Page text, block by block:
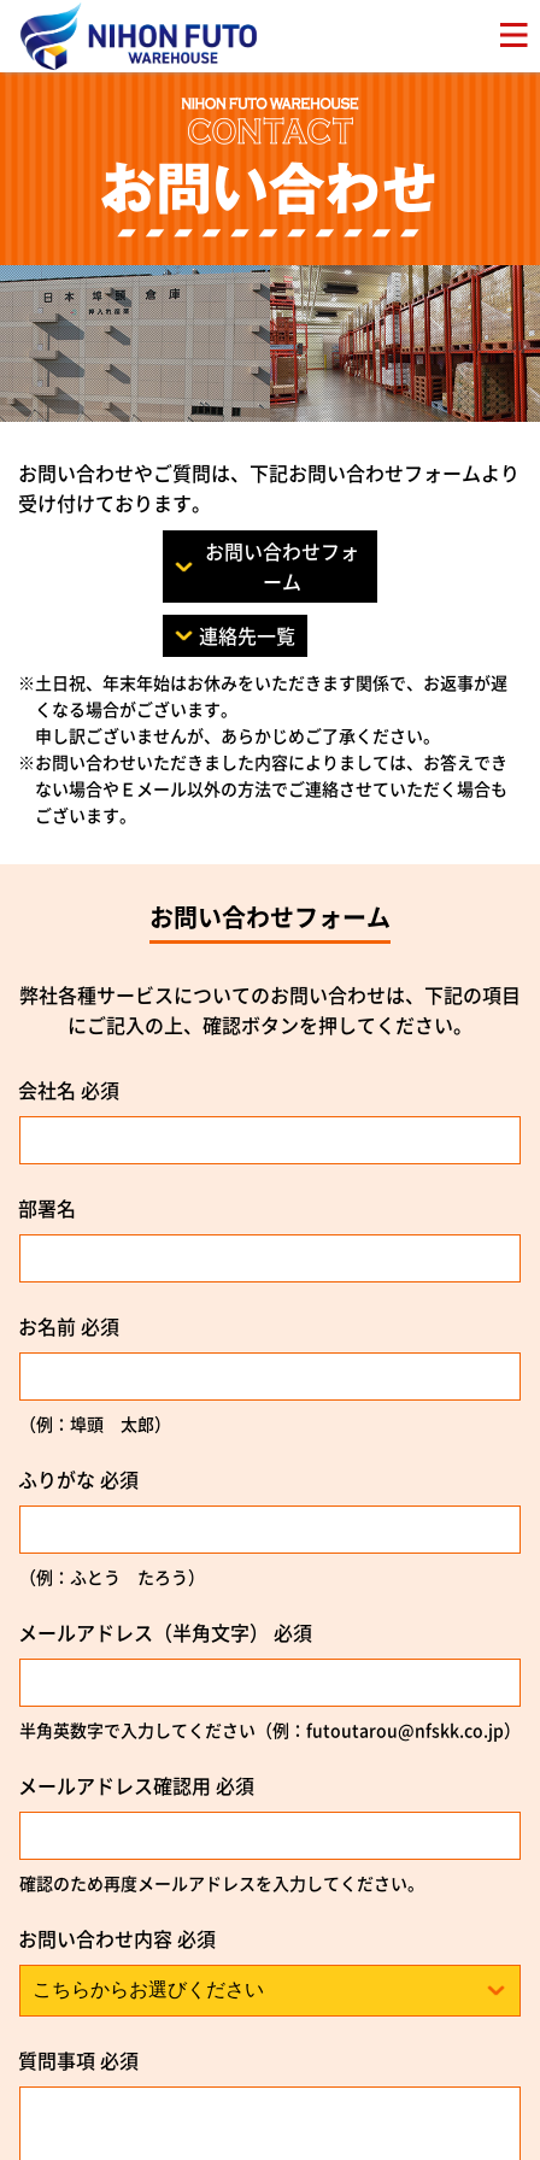
お問い合わせやご質問は、下記お問い合わせフォームより
受け付けております。
お問い合わせフォ
ーム
連絡先一覧
※土日祝、年末年始はお休みをいただきます関係で、お返事が遅
くなる場合がございます。
申し訳ございませんが、あらかじめご了承ください。
※お問い合わせいただきました内容によりましては、お答えでき
ない場合やＥメール以外の方法でご連絡させていただく場合も
ございます。
お問い合わせフォーム
弊社各種サービスについてのお問い合わせは、下記の項目
にご記入の上、確認ボタンを押してください。
会社名 必須
部署名
お名前必須
（例：埠頭 太郎）
ふりがな 必須
（例：ふとう たろう）
メールアドレス （半角文字） 必須
半角英数字で入力してください（例：futoutarou@nfskk.co.jp）
メールアドレス確認用 必須
確認のため再度メールアドレスを入力してください。
お問い合わせ内容必須
質問事項必須